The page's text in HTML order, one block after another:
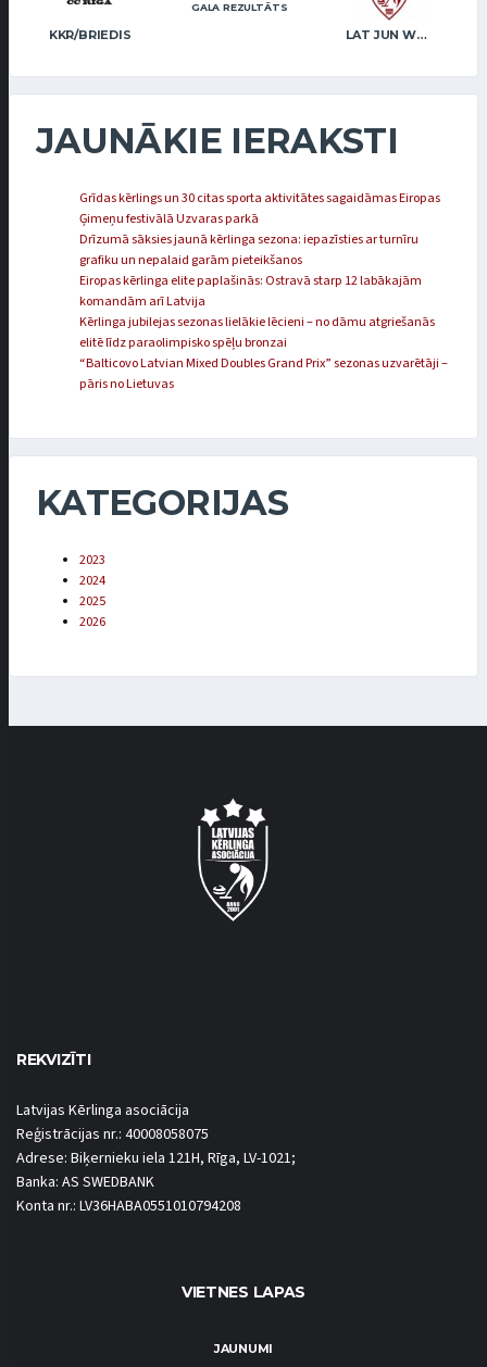
KKR/BRIEDIS LAT JUN WOMEN
GALA REZULTĀTS
JAUNĀKIE IERAKSTI
Grīdas kērlings un 30 citas sporta aktivitātes sagaidāmas Eiropas
Ģimeņu festivālā Uzvaras parkā
Drīzumā sāksies jaunā kērlinga sezona: iepazīsties ar turnīru
grafiku un nepalaid garām pieteikšanos
Eiropas kērlinga elite paplašinās: Ostravā starp 12 labākajām
komandām arī Latvija
Kērlinga jubilejas sezonas lielākie lēcieni – no dāmu atgriešanās
elitē līdz paraolimpisko spēļu bronzai
“Balticovo Latvian Mixed Doubles Grand Prix” sezonas uzvarētāji –
pāris no Lietuvas
KATEGORIJAS
2023
2024
2025
2026
REKVIZĪTI
Latvijas Kērlinga asociācija
Reģistrācijas nr.: 40008058075
Adrese: Biķernieku iela 121H, Rīga, LV-1021;
Banka: AS SWEDBANK
Konta nr.: LV36HABA0551010794208
VIETNES LAPAS
JAUNUMI